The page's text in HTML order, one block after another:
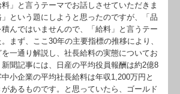
」と言うテーマでお話しさせていただきま
という題にしようと思ったのですが、「品
んではいませんので、「給料」と言うテー
まず、ここ30年の主要指標の推移により、
一通り解説し、社長給料の実態についてお
聞記事には、日産の平均役員報酬は約2億8
小企業の平均社長給料は年収1,200万円と
あるものです。と思っていたら、ゴールド